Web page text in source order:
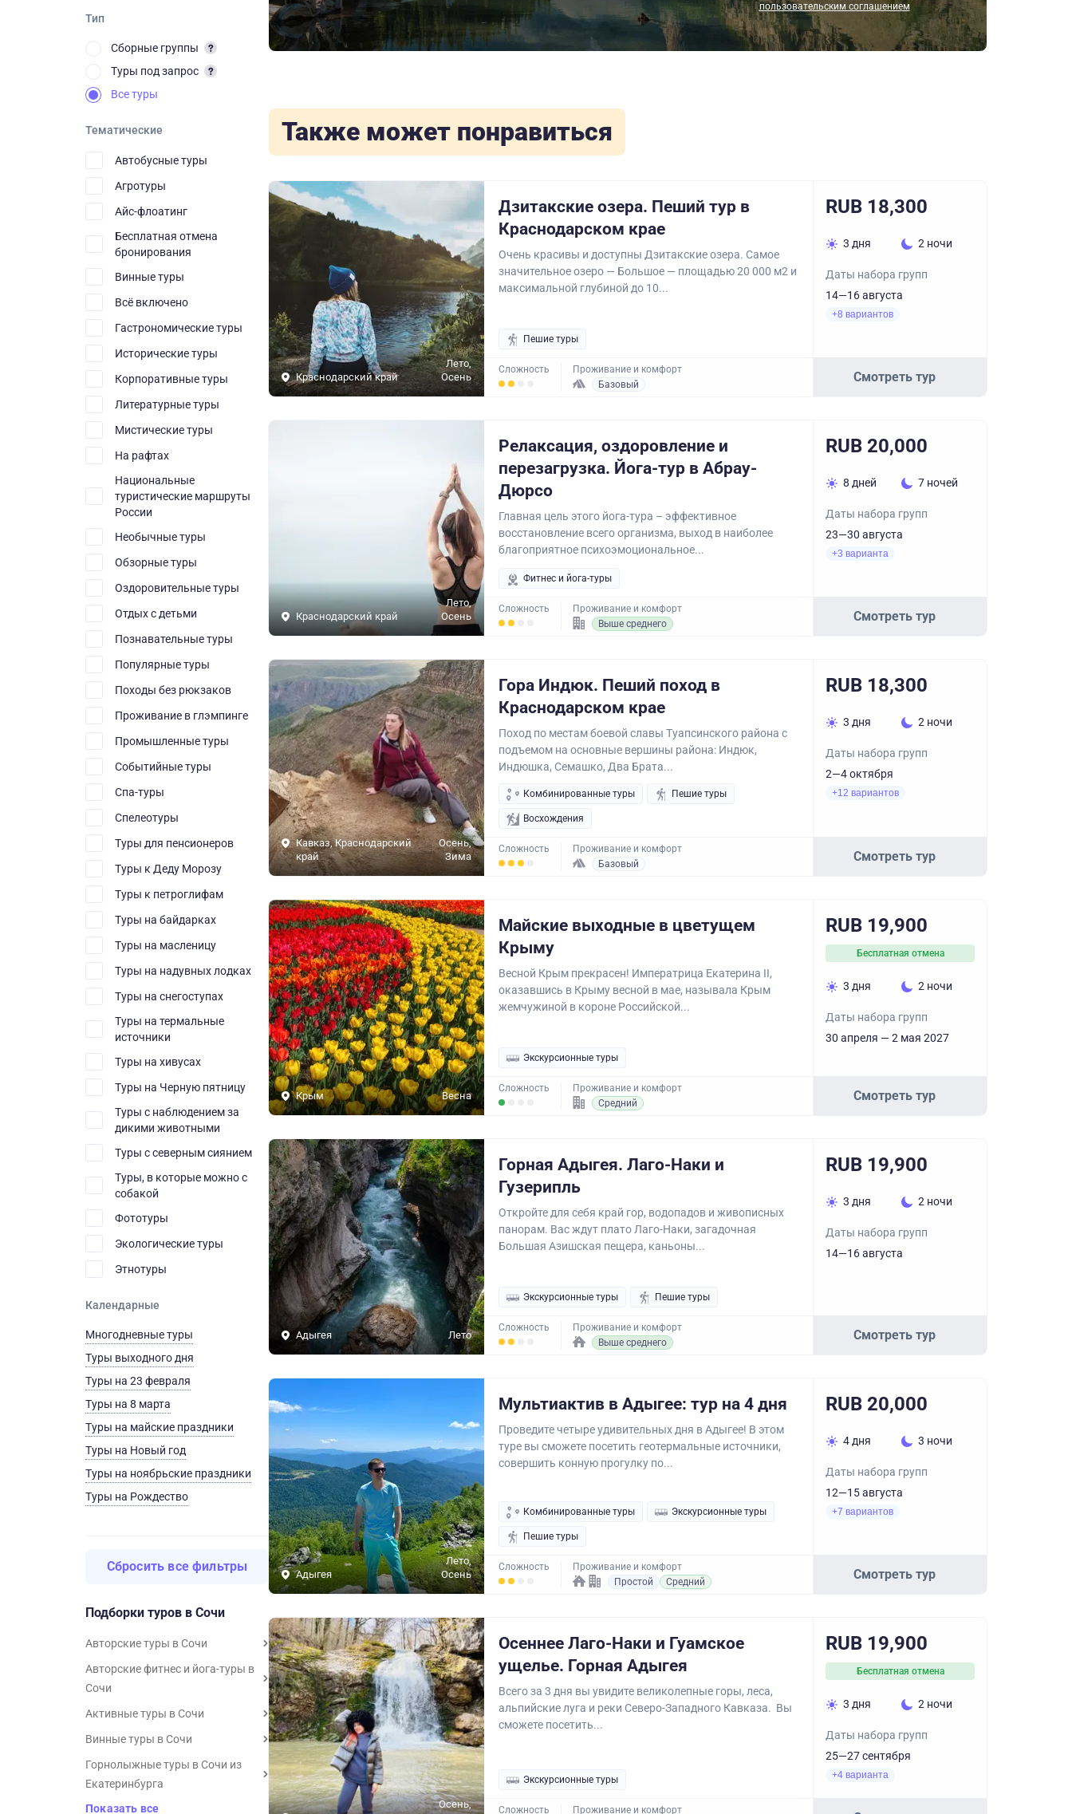
Тип
Сборные группы
Туры под запрос
Все туры
Тематические
Автобусные туры
Агротуры
Айс-флоатинг
Бесплатная отмена
бронирования
Винные туры
Всё включено
Гастрономические туры
Исторические туры
Корпоративные туры
Литературные туры
Мистические туры
На рафтах
Национальные
туристические маршруты
России
Необычные туры
Обзорные туры
Оздоровительные туры
Отдых с детьми
Познавательные туры
Популярные туры
Походы без рюкзаков
Проживание в глэмпинге
Промышленные туры
Событийные туры
Спа-туры
Спелеотуры
Туры для пенсионеров
Туры к Деду Морозу
Туры к петроглифам
Туры на байдарках
Туры на масленицу
Туры на надувных лодках
Туры на снегоступах
Туры на термальные
источники
Туры на хивусах
Туры на Черную пятницу
Туры с наблюдением за
дикими животными
Туры с северным сиянием
Туры, в которые можно с
собакой
Фототуры
Экологические туры
Этнотуры
Календарные
Многодневные туры
Туры выходного дня
Туры на 23 февраля
Туры на 8 марта
Туры на майские праздники
Туры на Новый год
Туры на ноябрьские праздники
Туры на Рождество
Сбросить все фильтры
Подборки туров в Сочи
Авторские туры в Сочи
Авторские фитнес и йога-туры в
Сочи
Активные туры в Сочи
Винные туры в Сочи
Горнолыжные туры в Сочи из
Екатеринбурга
Показать все
пользовательским соглашением
Также может понравиться
Краснодарский край
Лето,
Осень
Дзитакские озера. Пеший тур в
Краснодарском крае
Очень красивы и доступны Дзитакские озера. Самое
значительное озеро — Большое — площадью 20 000 м2 и
максимальной глубиной до 10...
Пешие туры
Сложность
Проживание и комфорт
Базовый
RUB 18,300
3 дня 2 ночи
Даты набора групп
14—16 августа
+8 вариантов
Смотреть тур
Краснодарский край
Лето,
Осень
Релаксация, оздоровление и
перезагрузка. Йога-тур в Абрау-
Дюрсо
Главная цель этого йога-тура – эффективное
восстановление всего организма, выход в наиболее
благоприятное психоэмоциональное...
Фитнес и йога-туры
Сложность
Проживание и комфорт
Выше среднего
RUB 20,000
8 дней 7 ночей
Даты набора групп
23—30 августа
+3 варианта
Смотреть тур
Кавказ, Краснодарский
край
Осень,
Зима
Гора Индюк. Пеший поход в
Краснодарском крае
Поход по местам боевой славы Туапсинского района с
подъемом на основные вершины района: Индюк,
Индюшка, Семашко, Два Брата...
Комбинированные туры Пешие туры
Восхождения
Сложность
Проживание и комфорт
Базовый
RUB 18,300
3 дня 2 ночи
Даты набора групп
2—4 октября
+12 вариантов
Смотреть тур
Крым Весна
Майские выходные в цветущем
Крыму
Весной Крым прекрасен! Императрица Екатерина II,
оказавшись в Крыму весной в мае, называла Крым
жемчужиной в короне Российской...
Экскурсионные туры
Сложность
Проживание и комфорт
Средний
RUB 19,900
Бесплатная отмена
3 дня 2 ночи
Даты набора групп
30 апреля — 2 мая 2027
Смотреть тур
Адыгея Лето
Горная Адыгея. Лаго-Наки и
Гузерипль
Откройте для себя край гор, водопадов и живописных
панорам. Вас ждут плато Лаго-Наки, загадочная
Большая Азишская пещера, каньоны...
Экскурсионные туры Пешие туры
Сложность
Проживание и комфорт
Выше среднего
RUB 19,900
3 дня 2 ночи
Даты набора групп
14—16 августа
Смотреть тур
Адыгея
Лето,
Осень
Мультиактив в Адыгее: тур на 4 дня
Проведите четыре удивительных дня в Адыгее! В этом
туре вы сможете посетить геотермальные источники,
совершить конную прогулку по...
Комбинированные туры Экскурсионные туры
Пешие туры
Сложность
Проживание и комфорт
Простой
Средний
RUB 20,000
4 дня 3 ночи
Даты набора групп
12—15 августа
+7 вариантов
Смотреть тур
Осень,
Осеннее Лаго-Наки и Гуамское
ущелье. Горная Адыгея
Всего за 3 дня вы увидите великолепные горы, леса,
альпийские луга и реки Северо-Западного Кавказа. Вы
сможете посетить...
Экскурсионные туры
Сложность Проживание и комфорт
RUB 19,900
Бесплатная отмена
3 дня 2 ночи
Даты набора групп
25—27 сентября
+4 варианта